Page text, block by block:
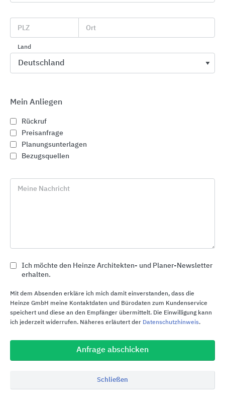
MEA Fenstersysteme und Einbauelemente
MEA Bautechnik
Kabelkanäle
BIRCO
PLZ Ort
Land
Mein Anliegen
Rückruf
Preisanfrage
Planungsunterlagen
Bezugsquellen
Meine Nachricht
Ich möchte den Heinze Architekten- und Planer-Newsletter
erhalten.
Mit dem Absenden erkläre ich mich damit einverstanden, dass die
Heinze GmbH meine Kontaktdaten und Bürodaten zum Kundenservice
speichert und diese an den Empfänger übermittelt. Die Einwilligung kann
ich jederzeit widerrufen. Näheres erläutert der Datenschutzhinweis.
Anfrage abschicken
Schließen